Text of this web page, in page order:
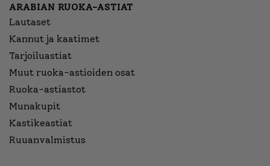
ARABIAN RUOKA-ASTIAT
Lautaset
Kannut ja kaatimet
Tarjoiluastiat
Muut ruoka-astioiden osat
Ruoka-astiastot
Munakupit
Kastikeastiat
Ruuanvalmistus